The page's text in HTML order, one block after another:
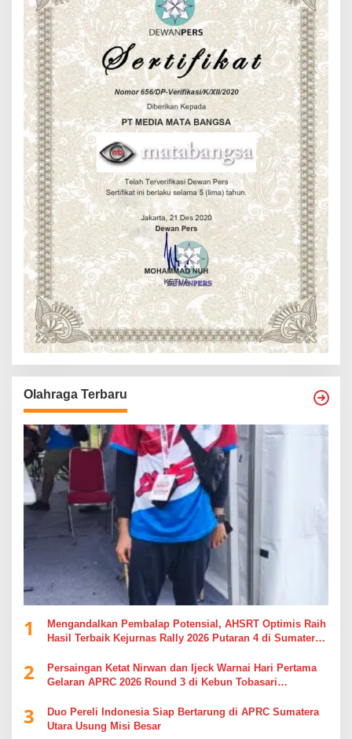
Olahraga Terbaru
1
Mengandalkan Pembalap Potensial, AHSRT Optimis Raih
Hasil Terbaik Kejurnas Rally 2026 Putaran 4 di Sumatera
2
Persaingan Ketat Nirwan dan Ijeck Warnai Hari Pertama
Gelaran APRC 2026 Round 3 di Kebun Tobasari
3
Duo Pereli Indonesia Siap Bertarung di APRC Sumatera
Utara Usung Misi Besar